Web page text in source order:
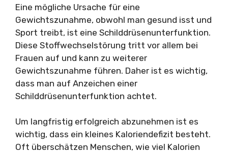
Eine mögliche Ursache für eine
Gewichtszunahme, obwohl man gesund isst und
Sport treibt, ist eine Schilddrüsenunterfunktion.
Diese Stoffwechselstörung tritt vor allem bei
Frauen auf und kann zu weiterer
Gewichtszunahme führen. Daher ist es wichtig,
dass man auf Anzeichen einer
Schilddrüsenunterfunktion achtet.
Um langfristig erfolgreich abzunehmen ist es
wichtig, dass ein kleines Kaloriendefizit besteht.
Oft überschätzen Menschen, wie viel Kalorien